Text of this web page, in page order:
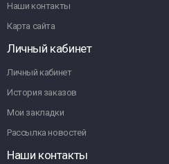
Наши контакты
Карта сайта
Личный кабинет
Личный кабинет
История заказов
Мои закладки
Рассылка новостей
Наши контакты